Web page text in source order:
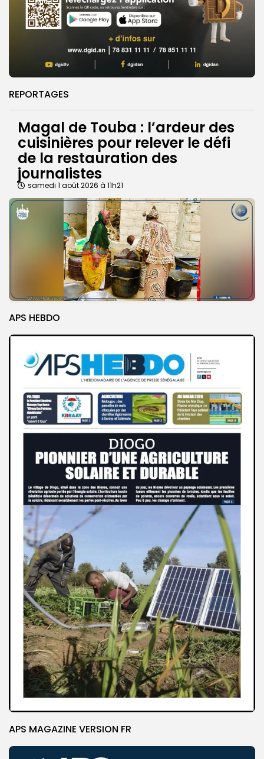
REPORTAGES
Magal de Touba : l’ardeur des
cuisinières pour relever le défi
de la restauration des
journalistes
samedi 1 août 2026 à 11h21
APS HEBDO
APS MAGAZINE VERSION FR